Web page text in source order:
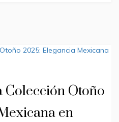
Otoño
en